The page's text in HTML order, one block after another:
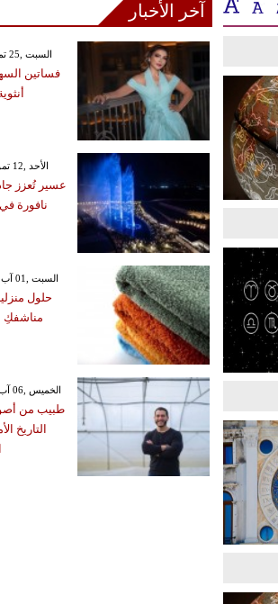
آخر الأخبار
GMT 09:39 2026 السبت ,25 تموز / يوليو
فساتين
GMT 16:13 2026 الأحد ,12 تموز / يوليو
عسير تُعزز
نافورة
GMT 12:35 2026 السبت ,01 آب / أغسطس
حلول
مناشفكِ
GMT 12:56 2026 الخميس ,06 آب / أغسطس
طبيب من
التاريخ